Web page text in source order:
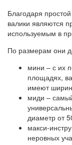
Благодаря
валики являются
используемым в
По размерам они
мини – с их
площадях,
имеют
миди –
диаметр от
макси-
неровных